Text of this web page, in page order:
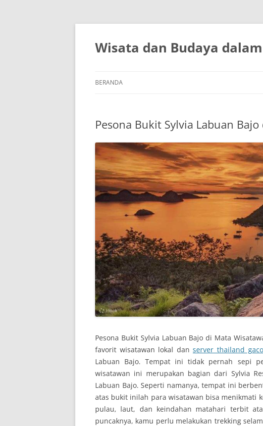
Wisata dan Budaya
BERANDA
Pesona Bukit Sylvia Labuan
Pesona Bukit Sylvia Labuan Bajo di Mata
favorit wisatawan lokal danserver thailand
Labuan Bajo. Tempat ini tidak pernah sepi
wisatawan ini merupakan bagian dari Sylvia
Labuan Bajo. Seperti namanya, tempat ini
atas bukit inilah para wisatawan bisa menikmati
pulau, laut, dan keindahan matahari terbit
puncaknya, kamu perlu melakukan trekking